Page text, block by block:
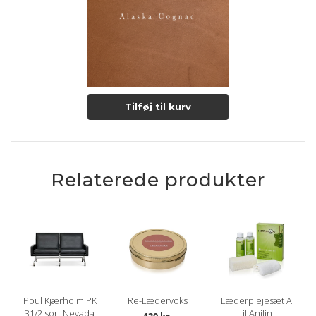
Tilføj til kurv
Relaterede produkter
Poul Kjærholm PK
31/2 sort Nevada
Re-Lædervoks
Læderplejesæt A
til Anilin